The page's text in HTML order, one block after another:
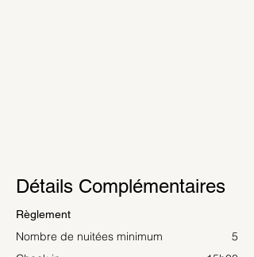
Détails Complémentaires
Règlement
Nombre de nuitées minimum
5